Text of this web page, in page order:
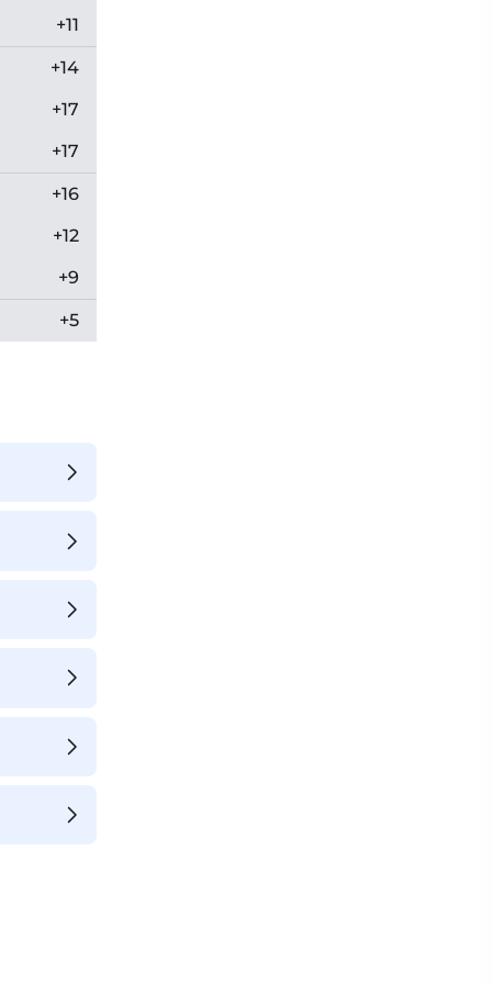
+11
+14
+17
+17
+16
+12
+9
+5